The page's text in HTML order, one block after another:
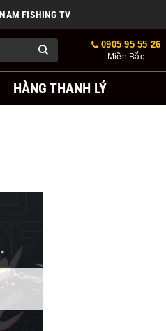
FISHING TV
0905 95 55 26
Miền Bắc
HÀNG THANH LÝ